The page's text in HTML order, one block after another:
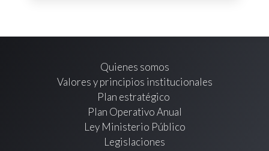
Quienes somos
Valores y principios institucionales
Plan estratégico
Plan Operativo Anual
Ley Ministerio Público
Legislaciones